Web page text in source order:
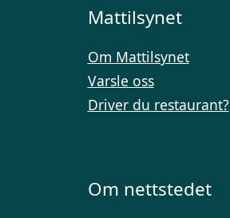
Mattilsynet
Om Mattilsynet
Varsle oss
Driver du restaurant?
Om nettstedet